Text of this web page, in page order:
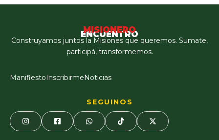
ENCUENTRO
MISIONERO
Construyamos juntos la Misiones que queremos. Sumate,
participá, transformemos.
ManifiestoInscribirmeNoticias
SEGUINOS